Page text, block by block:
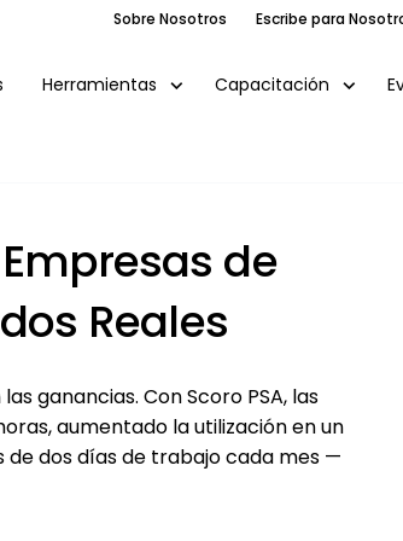
Sobre Nosotros Escribe para
Herramientas Capacitación
de
Reales
ganancias. Con Scoro PSA, las
aumentado la utilización en un
de dos días de trabajo cada mes —